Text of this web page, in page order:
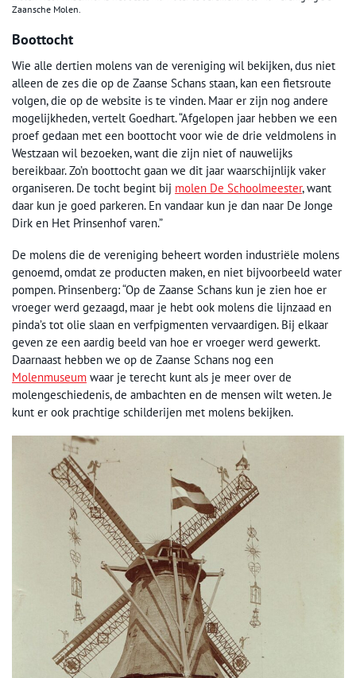
Zaansche Molen.
Boottocht
Wie alle dertien molens van de vereniging wil bekijken, dus niet
alleen de zes die op de Zaanse Schans staan, kan een fietsroute
volgen, die op de website is te vinden. Maar er zijn nog andere
mogelijkheden, vertelt Goedhart. “Afgelopen jaar hebben we een
proef gedaan met een boottocht voor wie de drie veldmolens in
Westzaan wil bezoeken, want die zijn niet of nauwelijks
bereikbaar. Zo’n boottocht gaan we dit jaar waarschijnlijk vaker
organiseren. De tocht begint bij molen De Schoolmeester, want
daar kun je goed parkeren. En vandaar kun je dan naar De Jonge
Dirk en Het Prinsenhof varen.”
De molens die de vereniging beheert worden industriële molens
genoemd, omdat ze producten maken, en niet bijvoorbeeld water
pompen. Prinsenberg: “Op de Zaanse Schans kun je zien hoe er
vroeger werd gezaagd, maar je hebt ook molens die lijnzaad en
pinda’s tot olie slaan en verfpigmenten vervaardigen. Bij elkaar
geven ze een aardig beeld van hoe er vroeger werd gewerkt.
Daarnaast hebben we op de Zaanse Schans nog een
Molenmuseum waar je terecht kunt als je meer over de
molengeschiedenis, de ambachten en de mensen wilt weten. Je
kunt er ook prachtige schilderijen met molens bekijken.